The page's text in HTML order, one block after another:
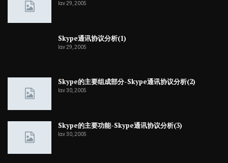
Ιαν 29, 2005
Skype通讯协议分析(1)
Ιαν 29, 2005
Skype的主要组成部分-Skype通讯协议分析(2)
Ιαν 30, 2005
Skype的主要功能-Skype通讯协议分析(3)
Ιαν 30, 2005